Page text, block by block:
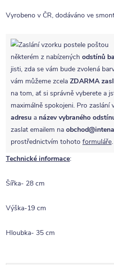
Vyrobeno v ČR, dodáváno ve
některém z nabízených odstínů
jisti, zda se vám bude zvolená
vám můžeme zcela ZDARMA
na tom, ať si správně vyberete a
maximálně spokojeni. Pro
adresu a název vybraného
zaslat emailem na
prostřednictvím tohoto formuláře.
Technické informace:
Šířka- 28 cm
Výška-19 cm
Hloubka- 35 cm